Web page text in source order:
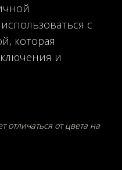
с
которая
и
отличаться от цвета на